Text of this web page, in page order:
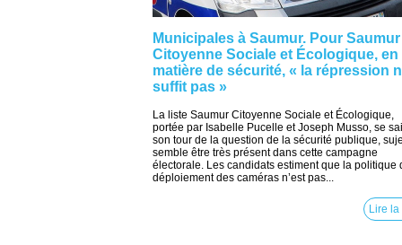
Municipales à Saumur. Pour Saumur
Citoyenne Sociale et Écologique, en
matière de sécurité, « la répression
suffit pas »
La liste Saumur Citoyenne Sociale et Écologique,
portée par Isabelle Pucelle et Joseph Musso, se
son tour de la question de la sécurité publique,
semble être très présent dans cette campagne
électorale. Les candidats estiment que la politique
déploiement des caméras n’est pas...
Lire la